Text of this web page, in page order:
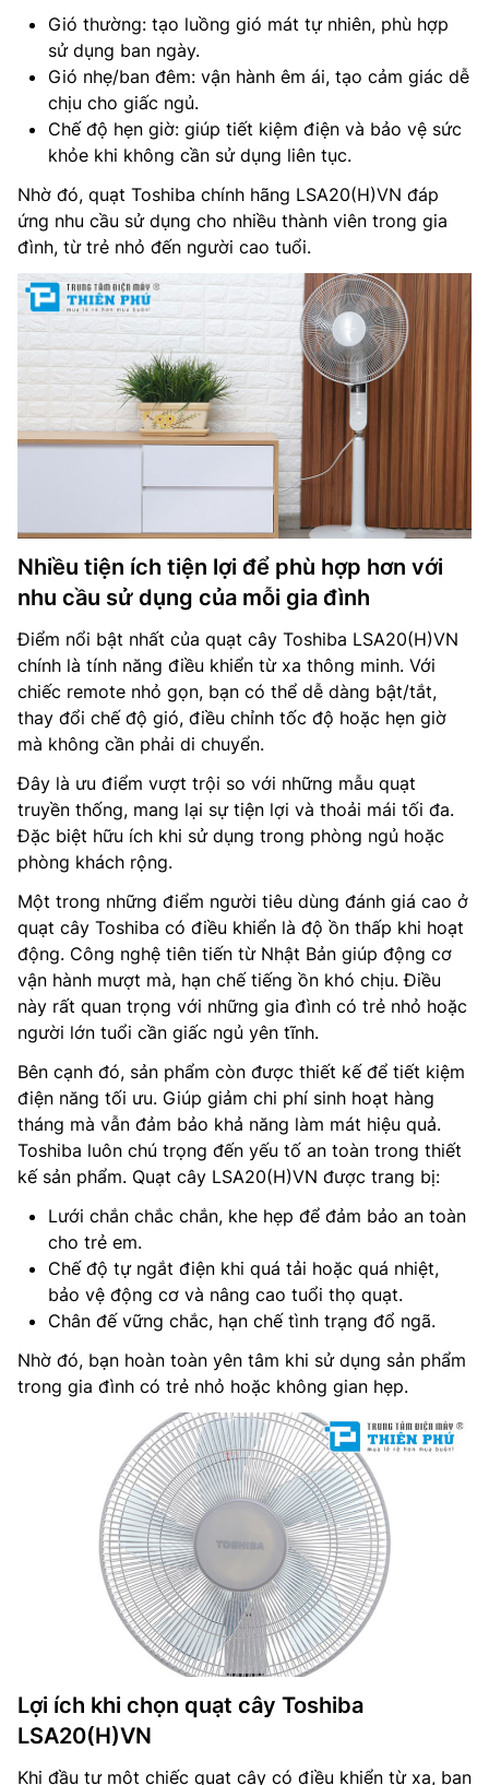
Gió thường: tạo luồng gió mát tự nhiên, phù hợp
sử dụng ban ngày.
Gió nhẹ/ban đêm: vận hành êm ái, tạo cảm giác dễ
chịu cho giấc ngủ.
Chế độ hẹn giờ: giúp tiết kiệm điện và bảo vệ sức
khỏe khi không cần sử dụng liên tục.
Nhờ đó, quạt Toshiba chính hãng LSA20(H)VN đáp
ứng nhu cầu sử dụng cho nhiều thành viên trong gia
đình, từ trẻ nhỏ đến người cao tuổi.
Nhiều tiện ích tiện lợi để phù hợp hơn với
nhu cầu sử dụng của mỗi gia đình
Điểm nổi bật nhất của quạt cây Toshiba LSA20(H)VN
chính là tính năng điều khiển từ xa thông minh. Với
chiếc remote nhỏ gọn, bạn có thể dễ dàng bật/tắt,
thay đổi chế độ gió, điều chỉnh tốc độ hoặc hẹn giờ
mà không cần phải di chuyển.
Đây là ưu điểm vượt trội so với những mẫu quạt
truyền thống, mang lại sự tiện lợi và thoải mái tối đa.
Đặc biệt hữu ích khi sử dụng trong phòng ngủ hoặc
phòng khách rộng.
Một trong những điểm người tiêu dùng đánh giá cao ở
quạt cây Toshiba có điều khiển là độ ồn thấp khi hoạt
động. Công nghệ tiên tiến từ Nhật Bản giúp động cơ
vận hành mượt mà, hạn chế tiếng ồn khó chịu. Điều
này rất quan trọng với những gia đình có trẻ nhỏ hoặc
người lớn tuổi cần giấc ngủ yên tĩnh.
Bên cạnh đó, sản phẩm còn được thiết kế để tiết kiệm
điện năng tối ưu. Giúp giảm chi phí sinh hoạt hàng
tháng mà vẫn đảm bảo khả năng làm mát hiệu quả.
Toshiba luôn chú trọng đến yếu tố an toàn trong thiết
kế sản phẩm. Quạt cây LSA20(H)VN được trang bị:
Lưới chắn chắc chắn, khe hẹp để đảm bảo an toàn
cho trẻ em.
Chế độ tự ngắt điện khi quá tải hoặc quá nhiệt,
bảo vệ động cơ và nâng cao tuổi thọ quạt.
Chân đế vững chắc, hạn chế tình trạng đổ ngã.
Nhờ đó, bạn hoàn toàn yên tâm khi sử dụng sản phẩm
trong gia đình có trẻ nhỏ hoặc không gian hẹp.
Lợi ích khi chọn quạt cây Toshiba
LSA20(H)VN
Khi đầu tư một chiếc quạt cây có điều khiển từ xa, bạn